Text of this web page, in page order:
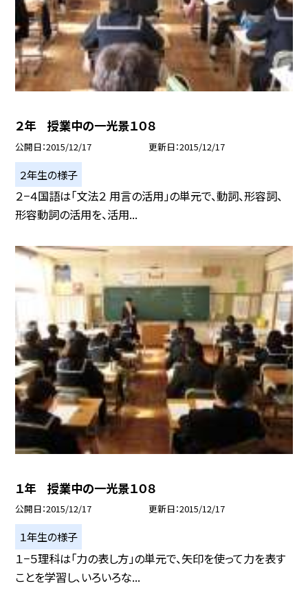
２年 授業中の一光景１０８
公開日 2015/12/17 更新日 2015/12/17
２年生の様子
２−４国語は「文法２ 用言の活用」の単元で、動詞、形容詞、
形容動詞の活用を、活用...
１年 授業中の一光景１０８
公開日 2015/12/17 更新日 2015/12/17
１年生の様子
１−５理科は「力の表し方」の単元で、矢印を使って力を表す
ことを学習し、いろいろな...